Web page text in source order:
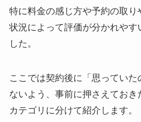
特に料金の感じ方や予約の取り
状況によって評価が分かれやす
した。
ここでは契約後に「思っていた
ないよう、事前に押さえてお
カテゴリに分けて紹介します。